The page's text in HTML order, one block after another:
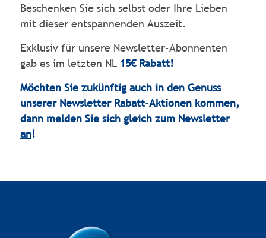
Beschenken Sie sich selbst oder Ihre Lieben
mit dieser entspannenden Auszeit.
Exklusiv für unsere Newsletter-Abonnenten
gab es im letzten NL 15€ Rabatt!
Möchten Sie zukünftig auch in den Genuss
unserer Newsletter Rabatt-Aktionen kommen,
dann melden Sie sich gleich zum Newsletter
an!